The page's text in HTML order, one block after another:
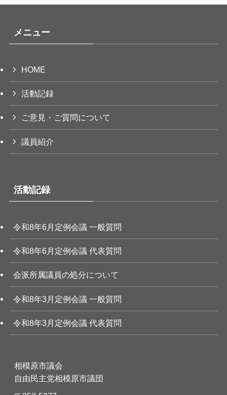
メニュー
HOME
活動記録
ご意見・ご質問について
議員紹介
活動記録
令和8年6月定例会議 一般質問
令和8年6月定例会議 代表質問
会派所属議員の処分について
令和8年3月定例会議 一般質問
令和8年3月定例会議 代表質問
相模原市議会
自由民主党相模原市議団